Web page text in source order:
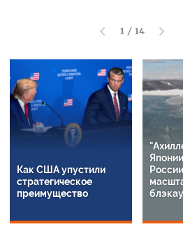
1 / 14
Как США упустили
стратегическое
преимущество